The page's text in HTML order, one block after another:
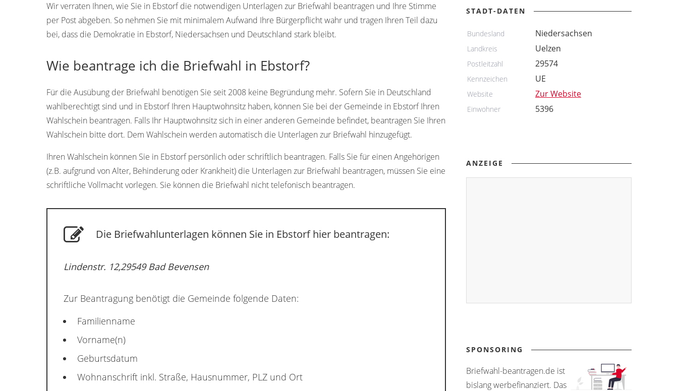
Wir verraten Ihnen, wie Sie in Ebstorf die notwendigen Unterlagen zur Briefwahl beantragen und Ihre Stimme
per Post abgeben. So nehmen Sie mit minimalem Aufwand Ihre Bürgerpflicht wahr und tragen Ihren Teil dazu
bei, dass die Demokratie in Ebstorf, Niedersachsen und Deutschland stark bleibt.
Wie beantrage ich die Briefwahl in Ebstorf?
Für die Ausübung der Briefwahl benötigen Sie seit 2008 keine Begründung mehr. Sofern Sie in Deutschland
wahlberechtigt sind und in Ebstorf Ihren Hauptwohnsitz haben, können Sie bei der Gemeinde in Ebstorf Ihren
Wahlschein beantragen. Falls Ihr Hauptwohnsitz sich in einer anderen Gemeinde befindet, beantragen Sie Ihren
Wahlschein bitte dort. Dem Wahlschein werden automatisch die Unterlagen zur Briefwahl hinzugefügt.
Ihren Wahlschein können Sie in Ebstorf persönlich oder schriftlich beantragen. Falls Sie für einen Angehörigen
(z.B. aufgrund von Alter, Behinderung oder Krankheit) die Unterlagen zur Briefwahl beantragen, müssen Sie eine
schriftliche Vollmacht vorlegen. Sie können die Briefwahl nicht telefonisch beantragen.
Die Briefwahlunterlagen können Sie in Ebstorf hier beantragen:
Lindenstr. 12,29549 Bad Bevensen
Zur Beantragung benötigt die Gemeinde folgende Daten:
Familienname
Vorname(n)
Geburtsdatum
Wohnanschrift inkl. Straße, Hausnummer, PLZ und Ort
STADT-DATEN
Bundesland Niedersachsen
Landkreis Uelzen
Postleitzahl 29574
Kennzeichen UE
Website Zur Website
Einwohner 5396
ANZEIGE
SPONSORING
Briefwahl-beantragen.de ist
bislang werbefinanziert. Das